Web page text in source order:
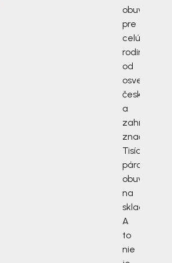
obuv
pre
celú
rodinu
od
českých
a
značiek.
Tisíce
párov
obuvi
na
sklade.
A
to
nie